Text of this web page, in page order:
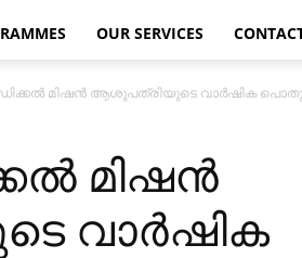
OUR SERVICES
മിഷന്‍ ആശുപത്രിയുടെ വാര്‍ഷിക
മിഷന്‍
വാര്‍ഷിക